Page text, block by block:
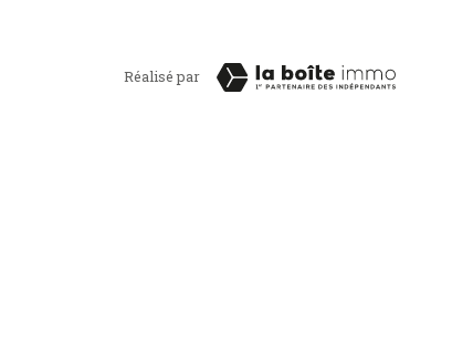
Réalisé par